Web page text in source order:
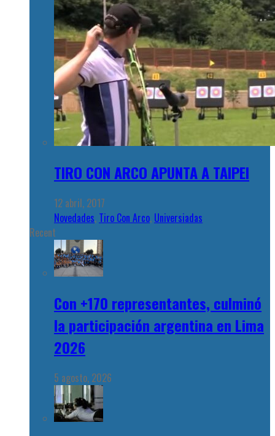
TIRO CON ARCO APUNTA A TAIPEI
12 abril, 2017
Novedades, Tiro Con Arco, Universiadas
Recent
Con +170 representantes, culminó
la participación argentina en Lima
2026
5 agosto, 2026